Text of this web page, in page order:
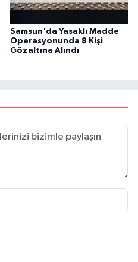
Samsun'da Yasaklı Madde
Operasyonunda 8 Kişi
Gözaltına Alındı